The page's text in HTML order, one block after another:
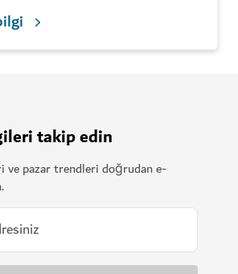
takip edin
ve pazar trendleri doğrudan e-